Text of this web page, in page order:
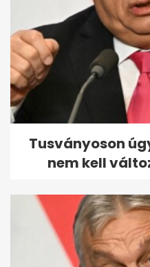
kétpárti
új...
Tusványoson
nem kell